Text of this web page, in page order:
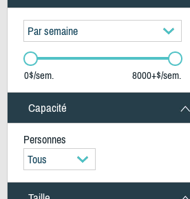
Par semaine
0$/sem. 8000+$/sem.
Capacité
Personnes
Tous